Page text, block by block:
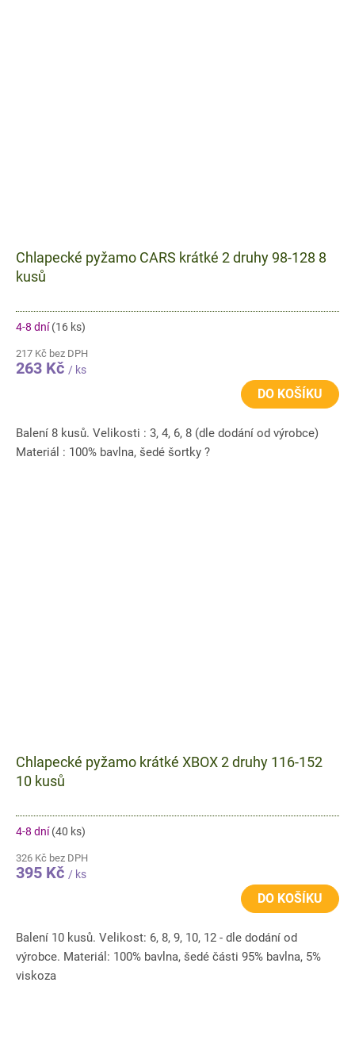
Chlapecké pyžamo CARS krátké 2 druhy 98-128 8
kusů
4-8 dní(16 ks)
217 Kč bez DPH
263 Kč / ks
DO KOŠÍKU
Balení 8 kusů. Velikosti : 3, 4, 6, 8 (dle dodání od výrobce)
Materiál : 100% bavlna, šedé šortky ?
Chlapecké pyžamo krátké XBOX 2 druhy 116-152
10 kusů
4-8 dní(40 ks)
326 Kč bez DPH
395 Kč / ks
DO KOŠÍKU
Balení 10 kusů. Velikost: 6, 8, 9, 10, 12 - dle dodání od
výrobce. Materiál: 100% bavlna, šedé části 95% bavlna, 5%
viskoza